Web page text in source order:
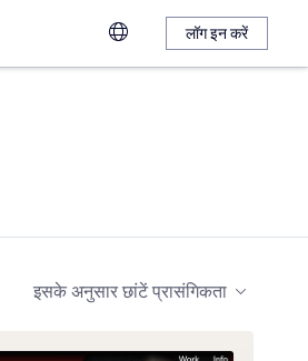
लॉग इन करें
इसके अनुसार छांटें प्रासंगिकता